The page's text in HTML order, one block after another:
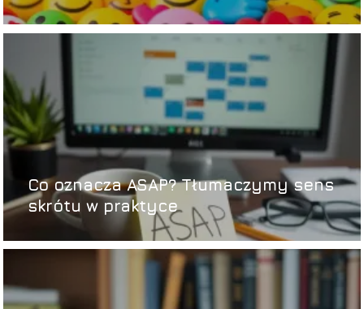
Co oznacza ASAP? Tłumaczymy sens
skrótu w praktyce